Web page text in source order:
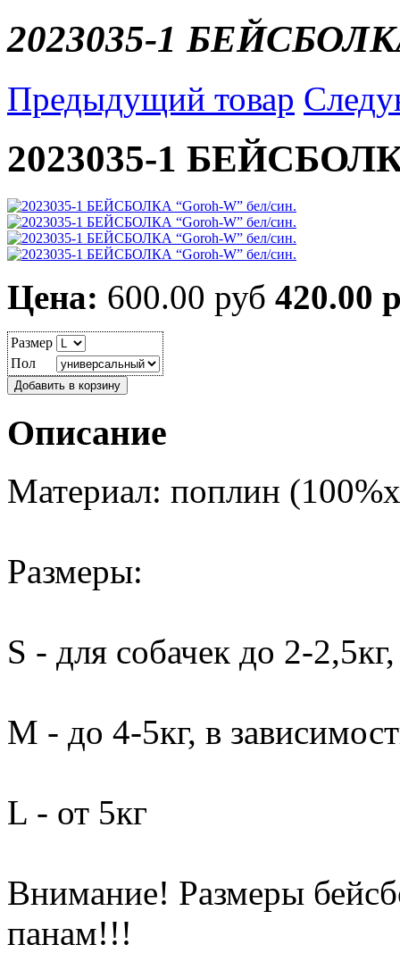
2023035-1
Предыдущий товар
2023035-1
Цена: 600.00 руб 420.00
Размер
Пол
Описание
Материал: поплин
Размеры:
S - для собачек до 2-
М - до 4-5кг, в
L - от 5кг
Внимание! Размеры
панам!!!